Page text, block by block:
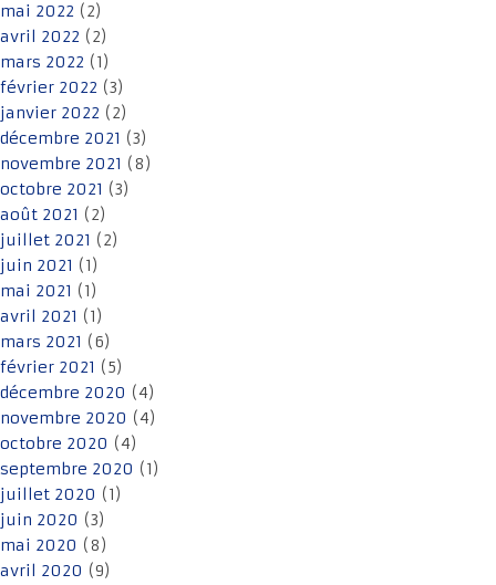
mai 2022 (2)
avril 2022 (2)
mars 2022 (1)
février 2022 (3)
janvier 2022 (2)
décembre 2021 (3)
novembre 2021 (8)
octobre 2021 (3)
août 2021 (2)
juillet 2021 (2)
juin 2021 (1)
mai 2021 (1)
avril 2021 (1)
mars 2021 (6)
février 2021 (5)
décembre 2020 (4)
novembre 2020 (4)
octobre 2020 (4)
septembre 2020 (1)
juillet 2020 (1)
juin 2020 (3)
mai 2020 (8)
avril 2020 (9)